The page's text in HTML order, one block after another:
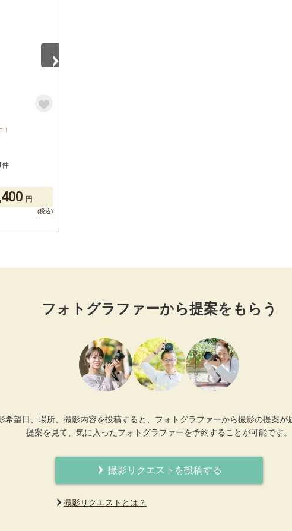
件
円
フォトグラファーから提案をもらう
希望日、場所、撮影内容を投稿すると、フォトグラファーから撮影の提案が
提案を見て、気に入ったフォトグラファーを予約することが可能です。
撮影リクエストを投稿する
撮影リクエストとは？